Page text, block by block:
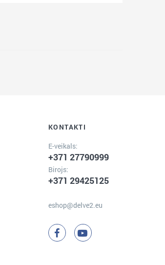
KONTAKTI
E-veikals:
+371 27790999
Birojs:
+371 29425125
eshop@delve2.eu